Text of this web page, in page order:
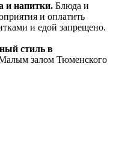
и напитки. Блюда и
и оплатить
и едой запрещено.
стиль в
залом Тюменского